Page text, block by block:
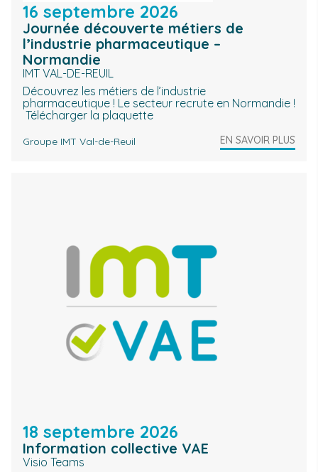
16 septembre 2026
Journée découverte métiers de
l’industrie pharmaceutique –
Normandie
IMT VAL-DE-REUIL
Découvrez les métiers de l’industrie
pharmaceutique ! Le secteur recrute en Normandie !
Télécharger la plaquette
Groupe IMT Val-de-Reuil EN SAVOIR PLUS
18 septembre 2026
Information collective VAE
Visio Teams